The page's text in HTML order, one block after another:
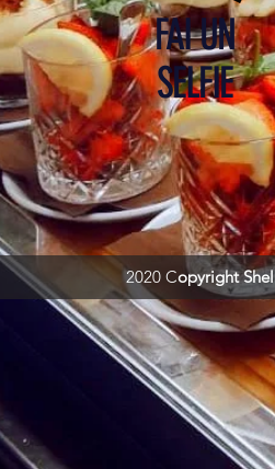
FAI UN
SELFIE
2020 Copyright